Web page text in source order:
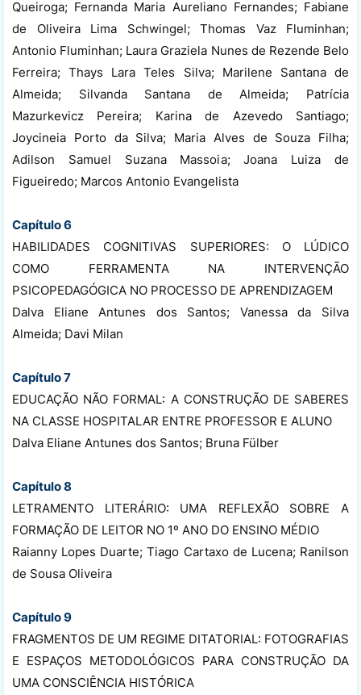
Queiroga; Fernanda Maria Aureliano Fernandes; Fabiane
de Oliveira Lima Schwingel; Thomas Vaz Fluminhan;
Antonio Fluminhan; Laura Graziela Nunes de Rezende Belo
Ferreira; Thays Lara Teles Silva; Marilene Santana de
Almeida; Silvanda Santana de Almeida; Patrícia
Mazurkevicz Pereira; Karina de Azevedo Santiago;
Joycineia Porto da Silva; Maria Alves de Souza Filha;
Adilson Samuel Suzana Massoia; Joana Luiza de
Figueiredo; Marcos Antonio Evangelista
Capítulo 6
HABILIDADES COGNITIVAS SUPERIORES: O LÚDICO
COMO FERRAMENTA NA INTERVENÇÃO
PSICOPEDAGÓGICA NO PROCESSO DE APRENDIZAGEM
Dalva Eliane Antunes dos Santos; Vanessa da Silva
Almeida; Davi Milan
Capítulo 7
EDUCAÇÃO NÃO FORMAL: A CONSTRUÇÃO DE SABERES
NA CLASSE HOSPITALAR ENTRE PROFESSOR E ALUNO
Dalva Eliane Antunes dos Santos; Bruna Fülber
Capítulo 8
LETRAMENTO LITERÁRIO: UMA REFLEXÃO SOBRE A
FORMAÇÃO DE LEITOR NO 1º ANO DO ENSINO MÉDIO
Raianny Lopes Duarte; Tiago Cartaxo de Lucena; Ranilson
de Sousa Oliveira
Capítulo 9
FRAGMENTOS DE UM REGIME DITATORIAL: FOTOGRAFIAS
E ESPAÇOS METODOLÓGICOS PARA CONSTRUÇÃO DA
UMA CONSCIÊNCIA HISTÓRICA